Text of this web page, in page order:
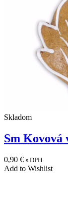
Skladom
Sm
0,90 € s DPH
Add to Wishlist